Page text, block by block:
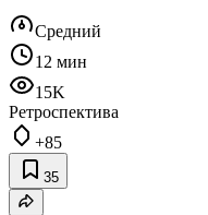
Средний
12 мин
15K
Ретроспектива
+85
35